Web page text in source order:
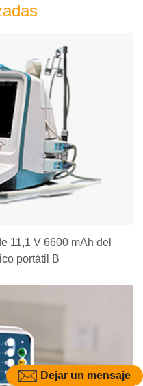
11,1 V 6600 mAh del
portátil B
Dejar un mensaje